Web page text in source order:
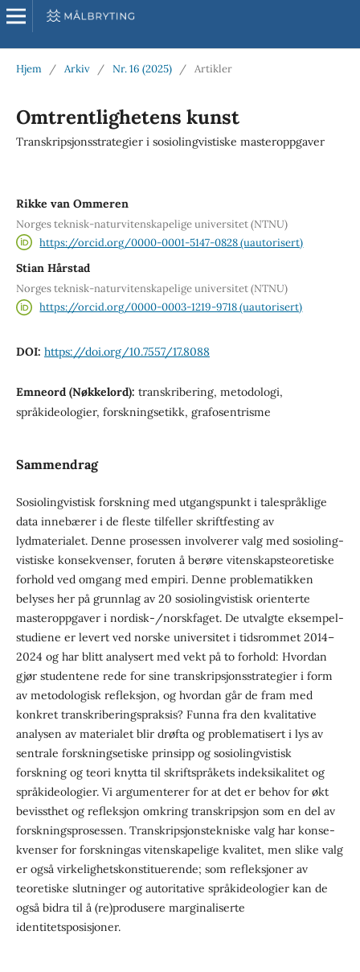
Hjem / Arkiv / Nr. 16 (2025) / Artikler
Omtrentlighetens kunst
Transkripsjonsstrategier i sosiolingvistiske masteroppgaver
Rikke van Ommeren
Norges teknisk-naturvitenskapelige universitet (NTNU)
https://orcid.org/0000-0001-5147-0828 (uautorisert)
Stian Hårstad
Norges teknisk-naturvitenskapelige universitet (NTNU)
https://orcid.org/0000-0003-1219-9718 (uautorisert)
DOI: https://doi.org/10.7557/17.8088
Emneord (Nøkkelord): transkribering, metodologi,
språkideologier, forskningsetikk, grafosentrisme
Sammendrag
Sosiolingvistisk forskning med utgangspunkt i talespråklige
data inne­bærer i de fleste tilfeller skriftfesting av
lydmaterialet. Denne prosessen involverer valg med sosioling­
vistiske konse­kvenser, foruten å berøre viten­skapsteoretiske
forhold ved omgang med empiri. Denne problema­tikken
belyses her på grunnlag av 20 sosio­lingvistisk orienterte
master­oppgaver i nordisk-/norsk­faget. De utvalgte eksempel­
studiene er levert ved norske universitet i tids­rommet 2014–
2024 og har blitt analysert med vekt på to forhold: Hvordan
gjør studentene rede for sine transkripsjons­strategier i form
av metodologisk refleksjon, og hvordan går de fram med
konkret tran­skriberingspraksis? Funna fra den kvalitative
analysen av materialet blir drøfta og problematisert i lys av
sentrale forskningsetiske prinsipp og sosioling­vistisk
forskning og teori knytta til skriftspråkets indeksikalitet og
språk­ideologier. Vi argumenterer for at det er behov for økt
bevissthet og refleksjon omkring transkripsjon som en del av
forskningsprosessen. Transkripsjonstekniske valg har konse­
kvenser for forskningas vitenskapelige kvalitet, men slike valg
er også virkelighets­konstituerende; som refleksjoner av
teoretiske slut­ninger og autoritative språkideologier kan de
også bidra til å (re)produsere marginaliserte
identitetsposisjoner.